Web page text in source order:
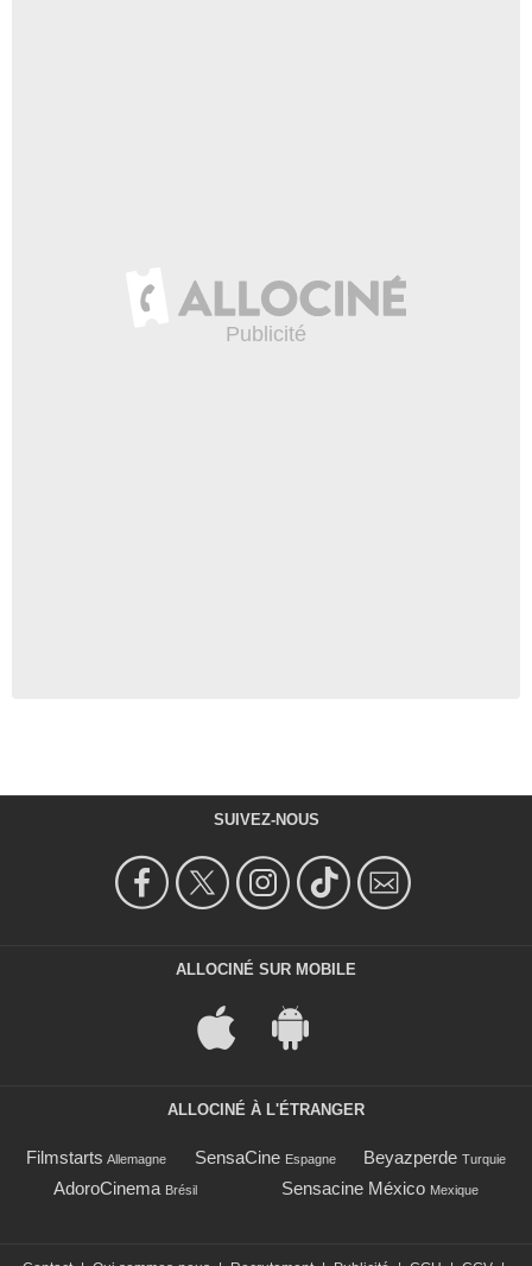
SUIVEZ-NOUS
ALLOCINÉ SUR MOBILE
ALLOCINÉ À L'ÉTRANGER
Filmstarts Allemagne SensaCine Espagne Beyazperde Turquie
AdoroCinema Brésil Sensacine México Mexique